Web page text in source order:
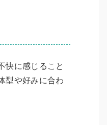
快に感じること
型や好みに合わ